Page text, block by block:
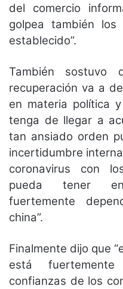
del comercio
golpea también los
establecido”.
También sostuvo
recuperación va a
en materia política
tenga de llegar a
tan ansiado orden
incertidumbre
coronavirus con
pueda tener
fuertemente
china”.
Finalmente dijo que
está
confianzas de los